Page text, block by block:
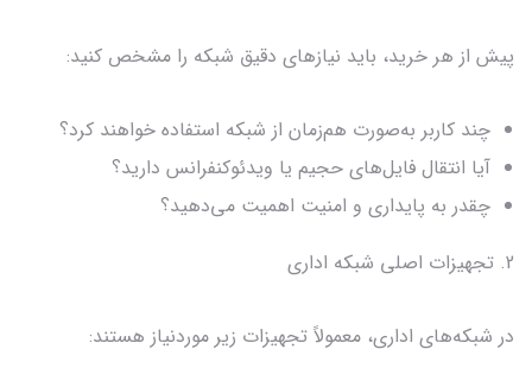
پیش از هر خرید، باید نیازهای دقیق شبکه را مشخص کنید:
چند کاربر به‌صورت هم‌زمان از شبکه استفاده خواهند کرد؟
آیا انتقال فایل‌های حجیم یا ویدئوکنفرانس دارید؟
چقدر به پایداری و امنیت اهمیت می‌دهید؟
2. تجهیزات اصلی شبکه اداری
در شبکه‌های اداری، معمولاً تجهیزات زیر موردنیاز هستند: